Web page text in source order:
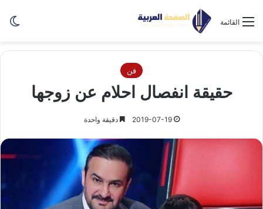
القائمة
فن
حقيقة انفصال احلام عن زوجها
2019-07-19 دقيقة واحدة